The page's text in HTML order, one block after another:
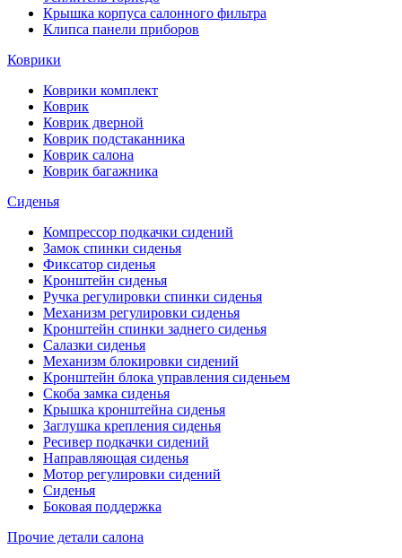
Крышка корпуса салонного фильтра
Клипса панели приборов
Коврики
Коврики комплект
Коврик
Коврик дверной
Коврик подстаканника
Коврик салона
Коврик багажника
Сиденья
Компрессор подкачки сидений
Замок спинки сиденья
Фиксатор сиденья
Кронштейн сиденья
Ручка регулировки спинки сиденья
Механизм регулировки сиденья
Кронштейн спинки заднего сиденья
Салазки сиденья
Механизм блокировки сидений
Кронштейн блока управления сиденьем
Скоба замка сиденья
Крышка кронштейна сиденья
Заглушка крепления сиденья
Ресивер подкачки сидений
Направляющая сиденья
Мотор регулировки сидений
Сиденья
Боковая поддержка
Прочие детали салона